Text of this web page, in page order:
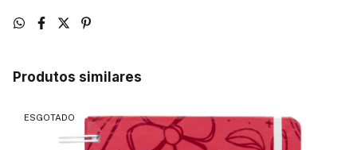
Produtos similares
ESGOTADO